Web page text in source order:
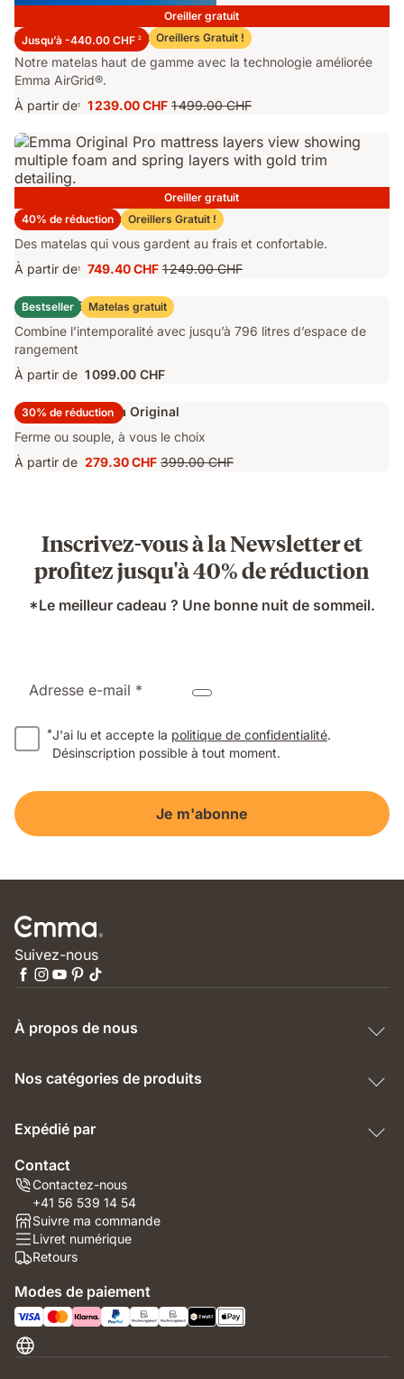
Oreiller gratuit
Jusqu’à -440.00 CHF 2 Oreillers Gratuit !
Matelas Emma Performance 26
Notre matelas haut de gamme avec la technologie améliorée
Emma AirGrid®.
À partir de1
Prix
1 239.00 CHF Prix
1 499.00 CHF
1 499.00 CHF
Oreiller gratuit
40% de réduction
Oreillers Gratuit !
Matelas Emma Original Pro
Des matelas qui vous gardent au frais et confortable.
À partir de1
Prix
749.40 CHF
749.40 CHF Prix
d'origine
1 249.00 CHF
1 249.00 CHF
Bestseller Matelas gratuit
Lit Coffre Emma Original
Combine l’intemporalité avec jusqu’à 796 litres d’espace de
rangement
À partir de 1 099.00 CHF
30% de réduction
Surmatelas Emma Original
Ferme ou souple, à vous le choix
À partir de Prix
279.30 CHF Prix
399.00 CHF
Inscrivez-vous à la Newsletter et
profitez jusqu'à 40% de réduction
*Le meilleur cadeau ? Une bonne nuit de sommeil.
Adresse e-mail *
*J'ai lu et accepte la politique de confidentialité.
Désinscription possible à tout moment.
Je m'abonne
Suivez-nous
À propos de nous
Nos catégories de produits
Expédié par
Contact
Contactez-nous
+41 56 539 14 54
Suivre ma commande
Livret numérique
Retours
Modes de paiement